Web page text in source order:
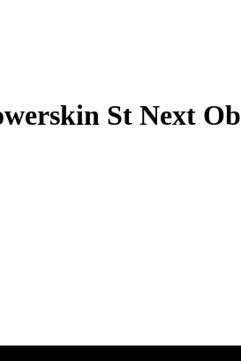
St Next Ob